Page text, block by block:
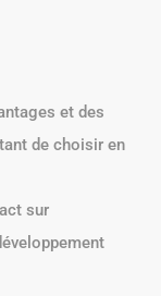
et des
de choisir en
sur